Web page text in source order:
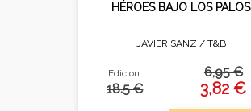
HÉROES BAJO LOS PALOS
JAVIER SANZ / T&B
Edición:
18.5 €
6,95 €
3,82 €